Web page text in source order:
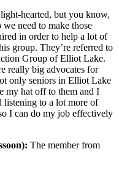
light-hearted, but you know,
need to make those
in order to help a lot of
group. They’re referred to
Group of Elliot Lake.
really big advocates for
only seniors in Elliot Lake
my hat off to them and I
to a lot more of
I can do my job effectively
The member from